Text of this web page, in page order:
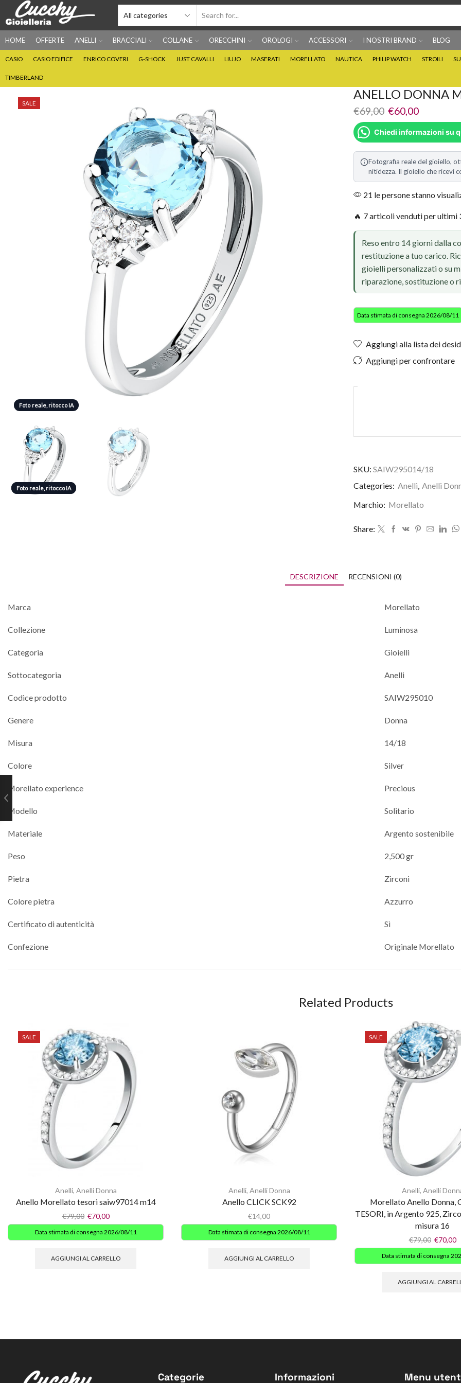
HOME OFFERTE ANELLI BRACCIALI COLLANE ORECCHINI OROLOGI ACCESSORI I NOSTRI BRAND BLOG
CASIO CASIO EDIFICE ENRICO COVERI G-SHOCK JUST CAVALLI LIUJO MASERATI MORELLATO NAUTICA PHILIP WATCH STROILI
TIMBERLAND
SALE
Foto reale, ritocco IA
Foto reale, ritocco IA
Foto reale, ritocco IA
ANELLO DONNA
€69,00 €60,00
Chiedi informazioni su
Fotografia reale del gioiello,
nitidezza. Il gioiello che ricevi
21 le persone stanno
🔥 7 articoli venduti per ultimi
Reso entro 14 giorni dalla
restituzione a tuo carico.
gioielli personalizzati o su
riparazione, sostituzione o
Data stimata di consegna 2026/08/11
Aggiungi alla lista dei
Aggiungi per confrontare
SKU: SAIW295014/18
Categories: Anelli Anelli
Marchio: Morellato
Share:
DESCRIZIONE RECENSIONI (0)
Marca Morellato
Collezione Luminosa
Categoria Gioielli
Sottocategoria Anelli
Codice prodotto SAIW295010
Genere Donna
Misura 14/18
Colore Silver
Morellato experience Precious
Modello Solitario
Materiale Argento sostenibile
Peso 2,500 gr
Pietra Zirconi
Colore pietra Azzurro
Certificato di autenticità Sì
Confezione Originale Morellato
Related Products
SALE
Anelli, Anelli Donna
Anello Morellato tesori saiw97014 m14
€79,00 €70,00
Data stimata di consegna 2026/08/11
AGGIUNGI AL CARRELLO
Anelli, Anelli Donna
Anello CLICK SCK92
€14,00
Data stimata di consegna 2026/08/11
AGGIUNGI AL CARRELLO
SALE
Anelli, Anelli
Morellato Anello Donna,
TESORI, in Argento 925,
misura 16
€79,00 €70,00
Data stimata di consegna
AGGIUNGI AL
Categorie Informazioni Menu